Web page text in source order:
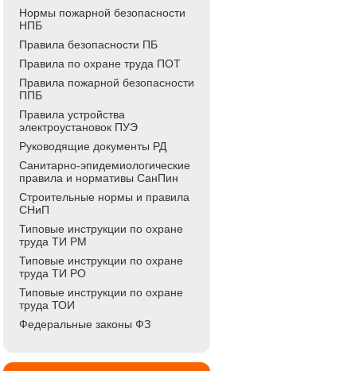
Нормы пожарной безопасности
НПБ
Правила безопасности ПБ
Правила по охране труда ПОТ
Правила пожарной безопасности
ППБ
Правила устройства
электроустановок ПУЭ
Руководящие документы РД
Санитарно-эпидемиологические
правила и нормативы СанПин
Строительные нормы и правила
СНиП
Типовые инструкции по охране
труда ТИ РМ
Типовые инструкции по охране
труда ТИ РО
Типовые инструкции по охране
труда ТОИ
Федеральные законы ФЗ